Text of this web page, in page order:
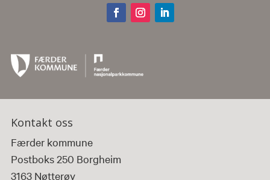
Kontakt oss
Færder kommune
Postboks 250 Borgheim
3163 Nøtterøy